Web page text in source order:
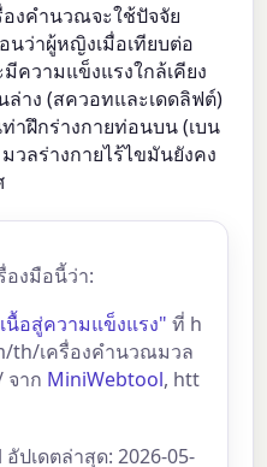
งคำนวณจะใช้ปัจจัย
นว่าผู้หญิงเมื่อเทียบต่อ
ความแข็งแรงใกล้เคียง
าง (สควอทและเดดลิฟต์)
าฝึกร่างกายท่อนบน (เบน
วลร่างกายไร้ไขมันยังคง
องมือนี้ว่า:
อสู่ความแข็งแรง" ที่ h
th/เครื่องคำนวณมวล
จาก MiniWebtool, htt
ปเดตล่าสุด: 2026-05-